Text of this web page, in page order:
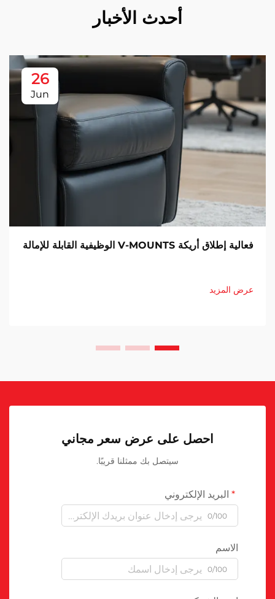
أحدث الأخبار
26
Jun
فعالية إطلاق أريكة V-MOUNTS الوظيفية القابلة للإمالة
عرض المزيد
احصل على عرض سعر مجاني
سيتصل بك ممثلنا قريبًا.
البريد الإلكتروني
0/100
الاسم
0/100